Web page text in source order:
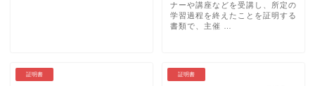
ナーや講座などを受講し、所定の
学習過程を終えたことを証明する
書類で、主催 …
証明書 証明書